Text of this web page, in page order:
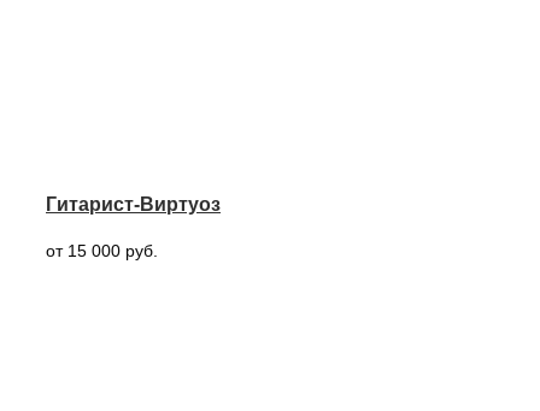
Гитарист-Виртуоз
от 15 000 руб.